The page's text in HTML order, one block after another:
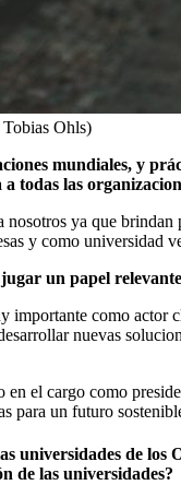
Ohls)
mundiales, y
a todas las
ya que
y como universidad
un papel
importante como actor
nuevas
en el cargo como
para un futuro
universidades de los
de las universidades?